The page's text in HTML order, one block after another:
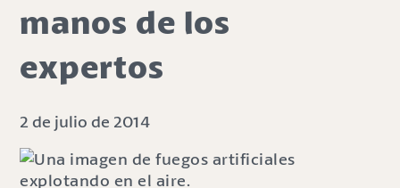
manos de los
expertos
2 de julio de 2014